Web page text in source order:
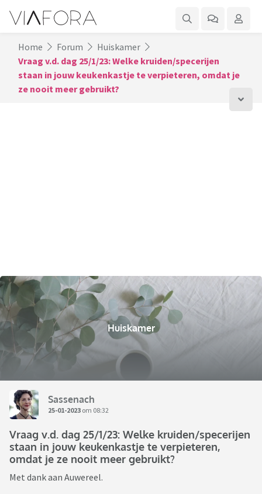
Home Forum
Huiskamer
Vraag v.d. dag 25/1/23: Welke kruiden/specerijen
staan in jouw keukenkastje te verpieteren, omdat je
ze nooit meer gebruikt?
Huiskamer
Sassenach
25-01-2023 om 08:32
Vraag v.d. dag 25/1/23: Welke kruiden/specerijen
staan in jouw keukenkastje te verpieteren,
omdat je ze nooit meer gebruikt?
Met dank aan Auwereel.